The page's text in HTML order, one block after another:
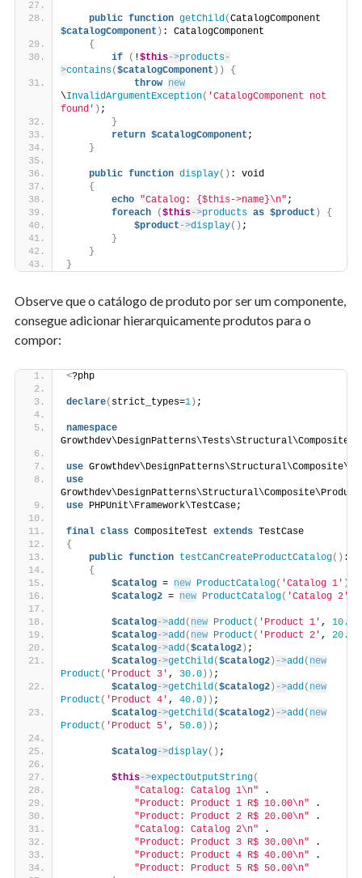
public function getChild(
$catalogComponent ) : CatalogComponent
{
if
( !$this->products-
>contains($catalogComponent ))
{
throw new
\InvalidArgumentException( 'CatalogComponent not
found' ) ;
}
return $catalogComponent ;
}
public function display() : void
{
echo "Catalog: {$this->name}\n" ;
foreach
($this->products as $product )
{
$product ->display() ;
}
}
}
Observe que o catálogo de produto por ser um componente,
consegue adicionar hierarquicamente produtos para o
compor:
<?php
declare( strict_types=1) ;
namespace
Growthdev\DesignPatterns\Tests\Structural\Composite;
use
use
use PHPUnit\Framework\TestCase;
final class CompositeTest extends TestCase
{
public function testCanCreateProductCatalog() :
{
$catalog = new ProductCatalog( 'Catalog 1' )
$catalog2 = new ProductCatalog( 'Catalog 2'
$catalog->add( new Product ( 'Product 1' , 10.0
$catalog->add( new Product ( 'Product 2' , 20.0
$catalog->add($catalog2) ;
$catalog->getChild($catalog2) ->add( new
Product ( 'Product 3' , 30.0)) ;
$catalog->getChild($catalog2) ->add( new
Product ( 'Product 4' , 40.0)) ;
$catalog->getChild($catalog2) ->add( new
Product ( 'Product 5' , 50.0)) ;
$catalog->display() ;
$this->expectOutputString(
"Catalog: Catalog 1\n" .
"Product: Product 1 R$ 10.00\n" .
"Product: Product 2 R$ 20.00\n" .
"Catalog: Catalog 2\n" .
"Product: Product 3 R$ 30.00\n" .
"Product: Product 4 R$ 40.00\n" .
"Product: Product 5 R$ 50.00\n"